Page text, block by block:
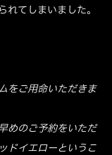
れてしまいました。
をご用命いただきま
めのご予約をいただ
ドイエローというこ